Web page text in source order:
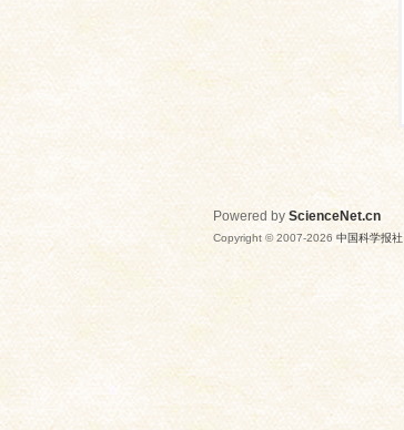
Powered by ScienceNet.cn
Copyright © 2007-2026 中国科学报社